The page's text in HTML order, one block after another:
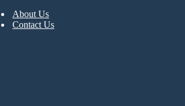
About Us
Contact Us